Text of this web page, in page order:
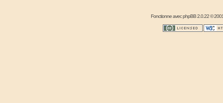
Fonctionne avecphpBB2.0.22 ©